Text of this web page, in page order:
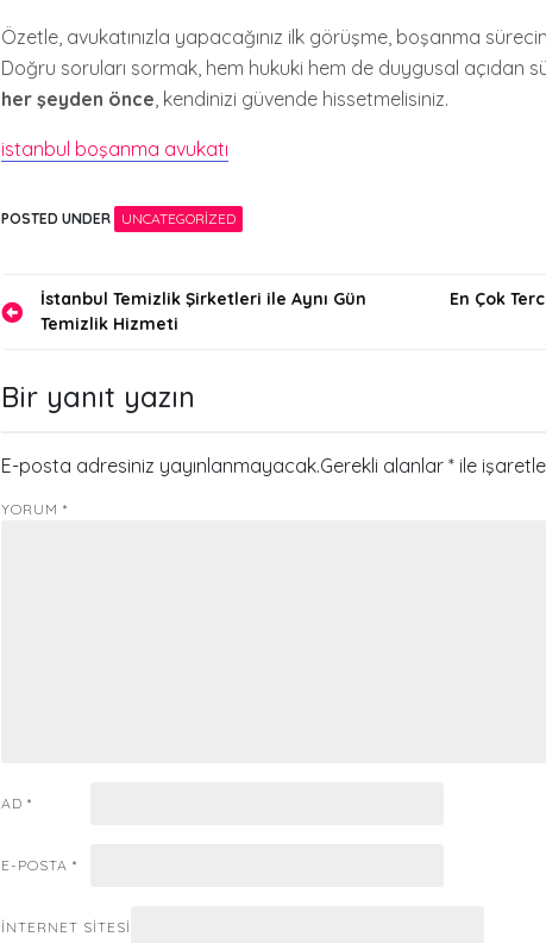
Özetle, avukatınızla yapacağınız ilk görüşme, boşanma
Doğru soruları sormak, hem hukuki hem de duygusal açıdan
her şeyden önce, kendinizi güvende hissetmelisiniz.
istanbul boşanma avukatı
POSTED UNDER UNCATEGORIZED
Yazıİstanbul Temizlik Şirketleri ile Aynı Gün
Temizlik Hizmeti
En Çok
Bir yanıt yazın
E-posta adresiniz yayınlanmayacak.Gerekli alanlar * ile
YORUM *
AD *
E-POSTA *
İNTERNET SITESI